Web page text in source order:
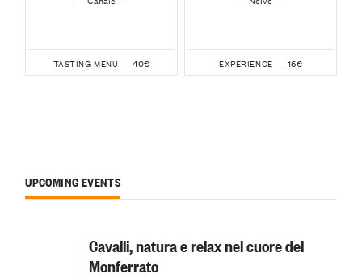
TASTING MENU — 40€ EXPERIENCE — 16€
UPCOMING EVENTS
Cavalli, natura e relax nel cuore del
Monferrato